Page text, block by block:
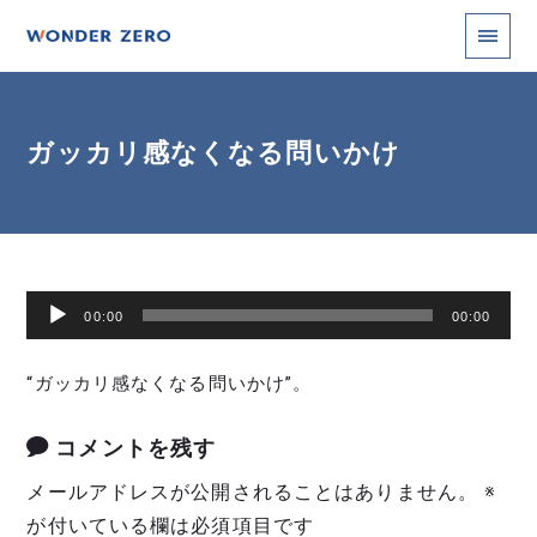
ガッカリ感なくなる問いかけ
00:00 00:00
“ガッカリ感なくなる問いかけ”。
コメントを残す
メールアドレスが公開されることはありません。
※
が付いている欄は必須項目です